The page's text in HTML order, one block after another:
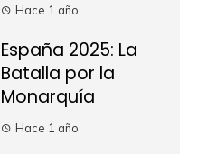
Hace 1 año
España 2025: La
Batalla por la
Monarquía
Hace 1 año